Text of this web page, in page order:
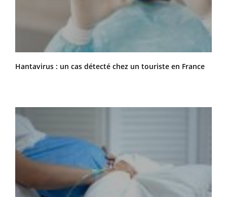
Hantavirus : un cas détecté chez un touriste en France